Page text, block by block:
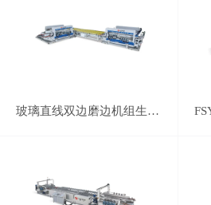
玻璃直线双边磨边机组生产线